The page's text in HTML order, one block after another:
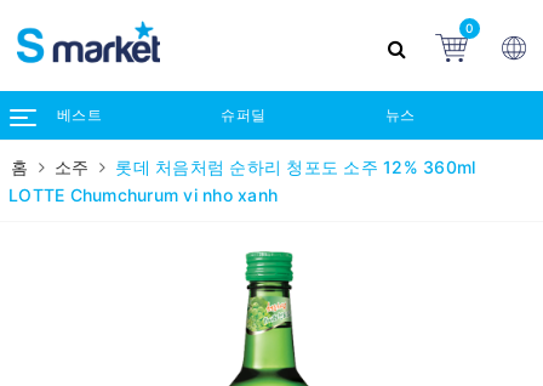
0
베스트 슈퍼딜 뉴스
홈 소주
롯데 처음처럼 순하리 청포도 소주 12% 360ml
LOTTE Chumchurum vi nho xanh